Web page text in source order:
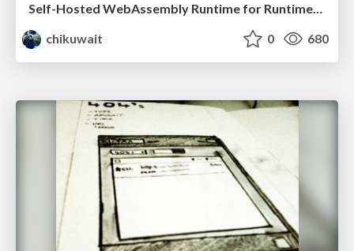
Self-Hosted WebAssembly Runtime for Runtime-Neutral Checkpoint/Restore in Edge–Cloud Continuum
chikuwait
0 680